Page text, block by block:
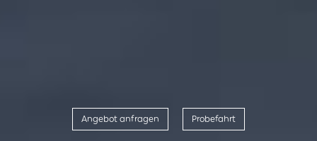
Angebot anfragen Probefahrt